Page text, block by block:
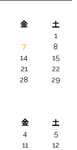
金
土
1
7
8
14
15
21
22
28
29
金
土
4
5
11
12